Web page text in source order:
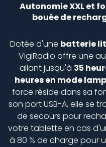
Autonomie XXL et
bouée de
Dotée d'une batterie
VigiRadio offre une
allant jusqu'à 35
heures en mode
force réside dans sa
son port USB-A, elle se
de secours pour
votre tablette en cas
à 80 % de charge pour